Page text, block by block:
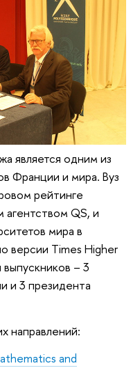
является одним из
Франции и мира. Вуз
рейтинге
агентством QS, и
мира в
версии Times Higher
– 3
и 3 президента
направлений:
and